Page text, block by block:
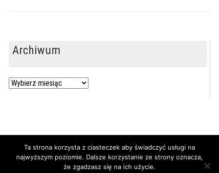
Archiwum
Archiwum
Powered byWordPress/ Academica WordPress Theme by
Ta strona korzysta z ciasteczek aby świadczyć usługi na
najwyższym poziomie. Dalsze korzystanie ze strony oznacza,
że zgadzasz się na ich użycie.